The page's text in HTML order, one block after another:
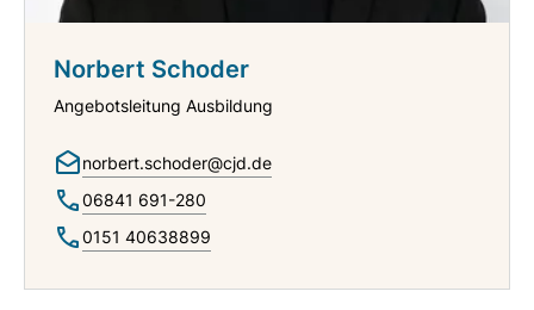
Norbert Schoder
Angebotsleitung Ausbildung
norbert.schoder@cjd.de
06841 691-280
0151 40638899